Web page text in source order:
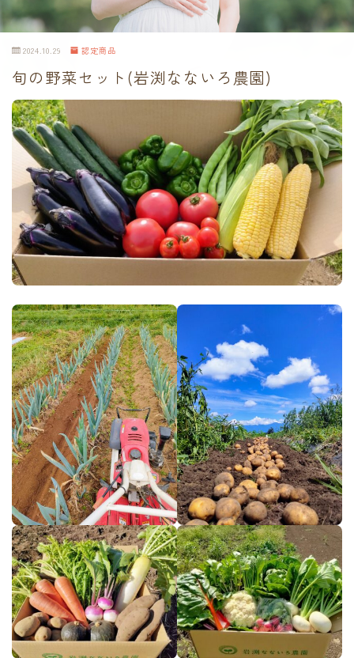
2024.10.29 認定商品
旬の野菜セット(岩渕なないろ農園)